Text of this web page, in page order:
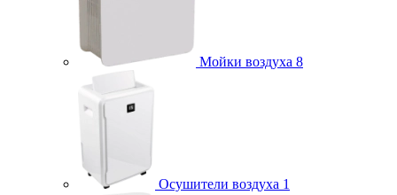
Мойки воздуха 8
Осушители воздуха 1